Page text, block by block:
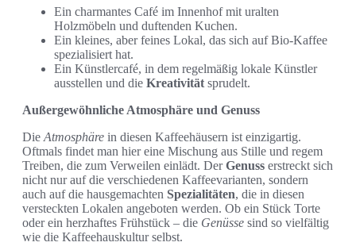
Ein charmantes Café im Innenhof mit uralten
Holzmöbeln und duftenden Kuchen.
Ein kleines, aber feines Lokal, das sich auf Bio-Kaffee
spezialisiert hat.
Ein Künstlercafé, in dem regelmäßig lokale Künstler
ausstellen und die Kreativität sprudelt.
Außergewöhnliche Atmosphäre und Genuss
Die Atmosphäre in diesen Kaffeehäusern ist einzigartig.
Oftmals findet man hier eine Mischung aus Stille und regem
Treiben, die zum Verweilen einlädt. DerGenuss erstreckt sich
nicht nur auf die verschiedenen Kaffeevarianten, sondern
auch auf die hausgemachten Spezialitäten, die in diesen
versteckten Lokalen angeboten werden. Ob ein Stück Torte
oder ein herzhaftes Frühstück – die Genüsse sind so vielfältig
wie die Kaffeehauskultur selbst.